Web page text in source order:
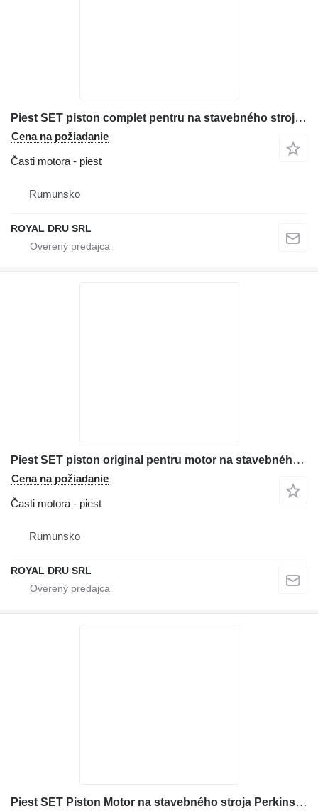
Piest SET piston complet pentru na stavebného stroja New Holland
Cena na požiadanie
Časti motora - piest
Rumunsko
ROYAL DRU SRL
Piest SET piston original pentru motor na stavebného stroja Deutz F4L912, componente incluse
Cena na požiadanie
Časti motora - piest
Rumunsko
ROYAL DRU SRL
Piest SET Piston Motor na stavebného stroja Perkins 403C-11